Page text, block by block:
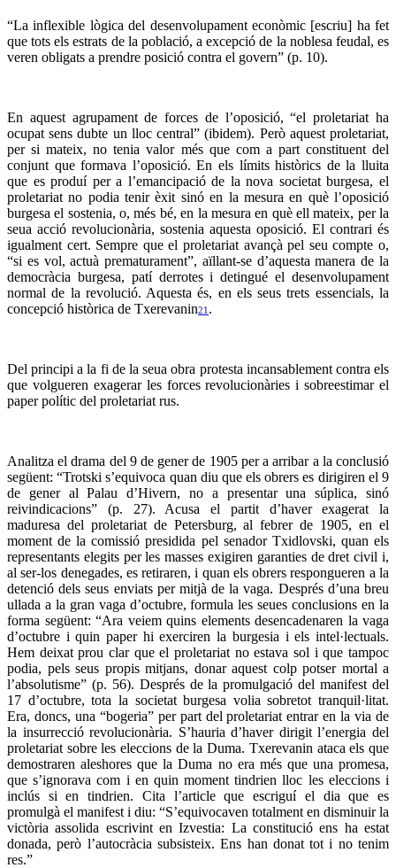
“La inflexible lògica del desenvolupament econòmic [escriu] ha fet
que tots els estrats de la població, a excepció de la noblesa feudal, es
veren obligats a prendre posició contra el govern” (p. 10).
En aquest agrupament de forces de l’oposició, “el proletariat ha
ocupat sens dubte un lloc central” (ibidem). Però aquest proletariat,
per si mateix, no tenia valor més que com a part constituent del
conjunt que formava l’oposició. En els límits històrics de la lluita
que es produí per a l’emancipació de la nova societat burgesa, el
proletariat no podia tenir èxit sinó en la mesura en què l’oposició
burgesa el sostenia, o, més bé, en la mesura en què ell mateix, per la
seua acció revolucionària, sostenia aquesta oposició. El contrari és
igualment cert. Sempre que el proletariat avançà pel seu compte o,
“si es vol, actuà prematurament”, aïllant-se d’aquesta manera de la
democràcia burgesa, patí derrotes i detingué el desenvolupament
normal de la revolució. Aquesta és, en els seus trets essencials, la
concepció històrica de Txerevanin21 .
Del principi a la fi de la seua obra protesta incansablement contra els
que volgueren exagerar les forces revolucionàries i sobreestimar el
paper polític del proletariat rus.
Analitza el drama del 9 de gener de 1905 per a arribar a la conclusió
següent:“Trotski s’equivoca quan diu que els obrers es dirigiren el 9
de gener al Palau d’Hivern, no a presentar una súplica, sinó
reivindicacions” (p. 27). Acusa el partit d’haver exagerat la
maduresa del proletariat de Petersburg, al febrer de 1905, en el
moment de la comissió presidida pel senador Txidlovski, quan els
representants elegits per les masses exigiren garanties de dret civil i,
al ser-los denegades, es retiraren, i quan els obrers respongueren a la
detenció dels seus enviats per mitjà de la vaga. Després d’una breu
ullada a la gran vaga d’octubre, formula les seues conclusions en la
forma següent: “Ara veiem quins elements desencadenaren la vaga
d’octubre i quin paper hi exerciren la burgesia i els intel·lectuals.
Hem deixat prou clar que el proletariat no estava sol i que tampoc
podia, pels seus propis mitjans, donar aquest colp potser mortal a
l’absolutisme” (p. 56). Després de la promulgació del manifest del
17 d’octubre, tota la societat burgesa volia sobretot tranquil·litat.
Era, doncs, una “bogeria” per part del proletariat entrar en la via de
la insurrecció revolucionària. S’hauria d’haver dirigit l’energia del
proletariat sobre les eleccions de la Duma. Txerevanin ataca els que
demostraren aleshores que la Duma no era més que una promesa,
que s’ignorava com i en quin moment tindrien lloc les eleccions i
inclús si en tindrien. Cita l’article que escriguí el dia que es
promulgà el manifest i diu: “S’equivocaven totalment en disminuir la
victòria assolida escrivint en Izvestia: La constitució ens ha estat
donada, però l’autocràcia subsisteix. Ens han donat tot i no tenim
res.”